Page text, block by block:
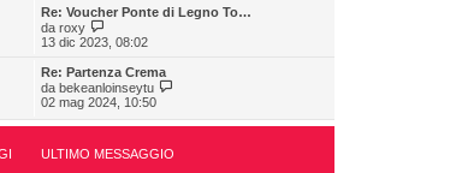
g
o
s
a
g
i
o
m
m
s
s
a
g
i
o
i
m
o
m
e
s
Re: Voucher Ponte di Legno To…
da roxy
e
d
i
u
l
t
i
o
13 dic 2023, 08:02
Re: Partenza Crema
da bekeanloinseytu
i
02 mag 2024, 10:50
ULTIMO MESSAGGIO